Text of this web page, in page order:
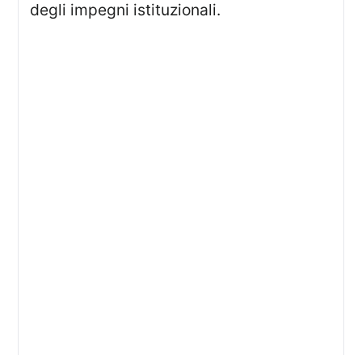
degli impegni istituzionali.